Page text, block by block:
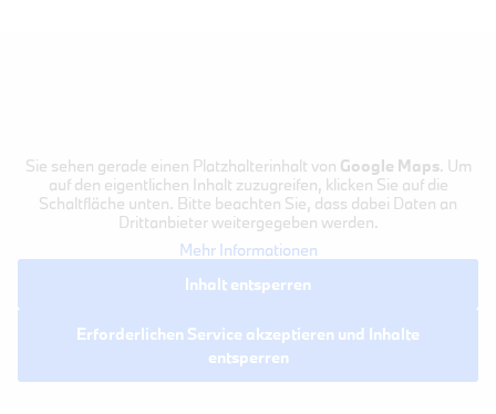
Sie sehen gerade einen Platzhalterinhalt von Google Maps. Um
auf den eigentlichen Inhalt zuzugreifen, klicken Sie auf die
Schaltfläche unten. Bitte beachten Sie, dass dabei Daten an
Drittanbieter weitergegeben werden.
Mehr Informationen
Inhalt entsperren
Erforderlichen Service akzeptieren und Inhalte
entsperren